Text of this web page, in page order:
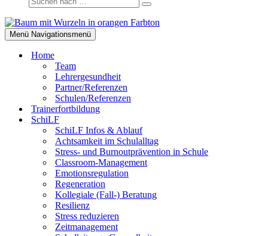
Menü Navigationsmenü
Home
Team
Lehrergesundheit
Partner/Referenzen
Schulen/Referenzen
Trainerfortbildung
SchiLF
SchiLF Infos & Ablauf
Achtsamkeit im Schulalltag
Stress- und Burnoutprävention in Schule
Classroom-Management
Emotionsregulation
Regeneration
Kollegiale (Fall-) Beratung
Resilienz
Stress reduzieren
Zeitmanagement